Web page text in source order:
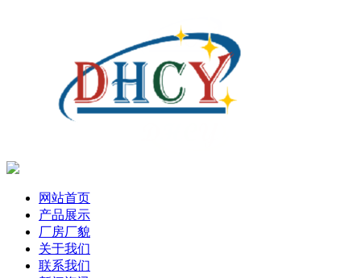
网站首页
产品展示
厂房厂貌
关于我们
联系我们